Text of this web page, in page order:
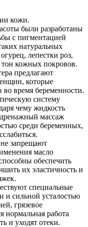
кожи.
были разработаны
с пигментацией
натуральных
лепестки роз,
тон кожных покровов.
предлагают
которые
во время беременности.
систему
чему жидкость
массаж
среди беременных,
запрещают
масло
обеспечить
их эластичность и
специальные
и сильной усталостью
грязевое
нормальная работа
и уходят отеки.